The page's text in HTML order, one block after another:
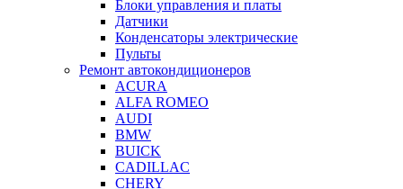
Блоки управления и платы
Датчики
Конденсаторы электрические
Пульты
Ремонт автокондиционеров
ACURA
ALFA ROMEO
AUDI
BMW
BUICK
CADILLAC
CHERY